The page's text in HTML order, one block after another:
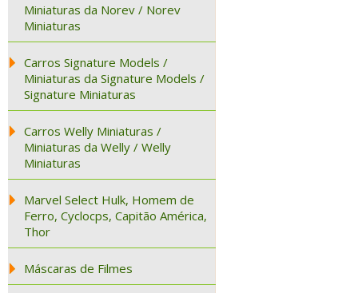
Miniaturas da Norev / Norev
Miniaturas
Carros Signature Models /
Miniaturas da Signature Models /
Signature Miniaturas
Carros Welly Miniaturas /
Miniaturas da Welly / Welly
Miniaturas
Marvel Select Hulk, Homem de
Ferro, Cyclocps, Capitão América,
Thor
Máscaras de Filmes